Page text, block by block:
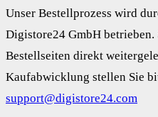
Unser Bestellprozess wird
Digistore24 GmbH betrieben.
Bestellseiten direkt
Kaufabwicklung stellen Sie
support@digistore24.com